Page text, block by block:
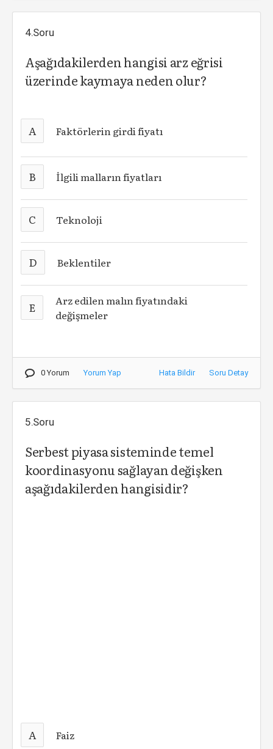
4.Soru
Aşağıdakilerden hangisi arz eğrisi
üzerinde kaymaya neden olur?
A Faktörlerin girdi fiyatı
B İlgili malların fiyatları
C Teknoloji
D Beklentiler
E
Arz edilen malın fiyatındaki
değişmeler
0 Yorum Yorum Yap Hata Bildir Soru Detay
5.Soru
Serbest piyasa sisteminde temel
koordinasyonu sağlayan değişken
aşağıdakilerden hangisidir?
A Faiz